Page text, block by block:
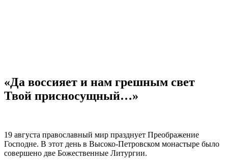
«Да воссияет и нам грешным свет
Твой присносущный…»
19 августа православный мир празднует Преображение
Господне. В этот день в Высоко-Петровском монастыре было
совершено две Божественные Литургии.